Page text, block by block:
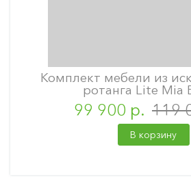
Комплект мебели из
ротанга Lite Mia
99 900 р. 119
В корзину